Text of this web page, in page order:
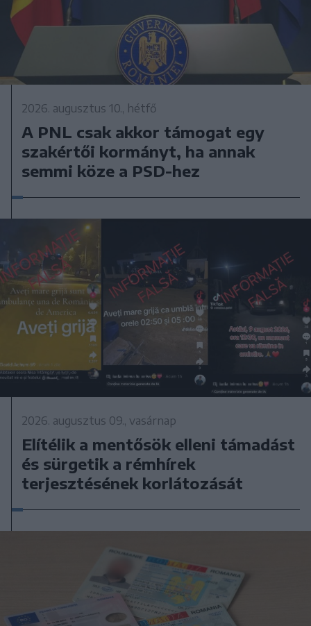
2026. augusztus 10., hétfő
A PNL csak akkor támogat egy
szakértői kormányt, ha annak
semmi köze a PSD-hez
2026. augusztus 09., vasárnap
Elítélik a mentősök elleni támadást
és sürgetik a rémhírek
terjesztésének korlátozását